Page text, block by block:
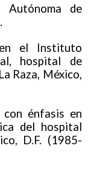
Autónoma de
el Instituto
hospital de
Raza, México,
con énfasis en
del hospital
D.F. (1985-